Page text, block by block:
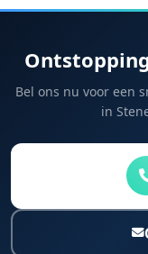
Bel ons nu voor een
in